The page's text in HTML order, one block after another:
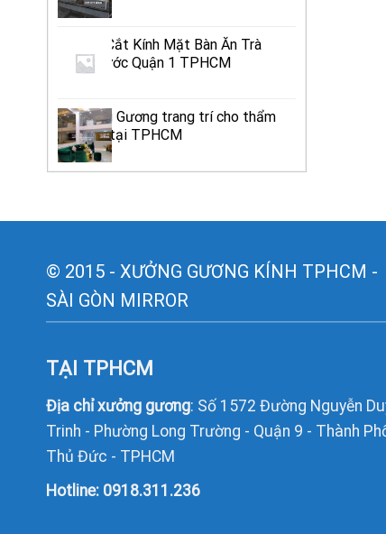
Địa Chỉ Cắt Kính Mặt Bàn Ăn Trà
Uống Nước Quận 1 TPHCM
Thi công Gương trang trí cho thẩm
mỹ viện tại TPHCM
© 2015 - XƯỞNG GƯƠNG KÍNH TPHCM -
SÀI GÒN MIRROR
TẠI TPHCM
Địa chỉ xưởng gương: Số 1572 Đường Nguyễn
Trinh - Phường Long Trường - Quận 9 - Thành
Thủ Đức - TPHCM
Hotline: 0918.311.236